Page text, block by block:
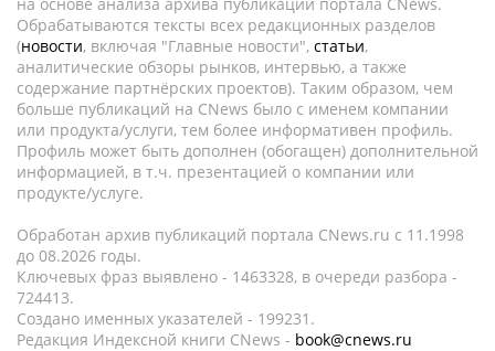
Обрабатываются тексты всех редакционных разделов
(новости, включая "Главные новости", статьи,
аналитические обзоры рынков, интервью, а также
содержание партнёрских проектов). Таким образом, чем
больше публикаций на CNews было с именем компании
или продукта/услуги, тем более информативен профиль.
Профиль может быть дополнен (обогащен) дополнительной
информацией, в т.ч. презентацией о компании или
продукте/услуге.
Обработан архив публикаций портала CNews.ru c 11.1998
до 08.2026 годы.
Ключевых фраз выявлено - 1463328, в очереди разбора -
724413.
Создано именных указателей - 199231.
Редакция Индексной книги CNews - book@cnews.ru